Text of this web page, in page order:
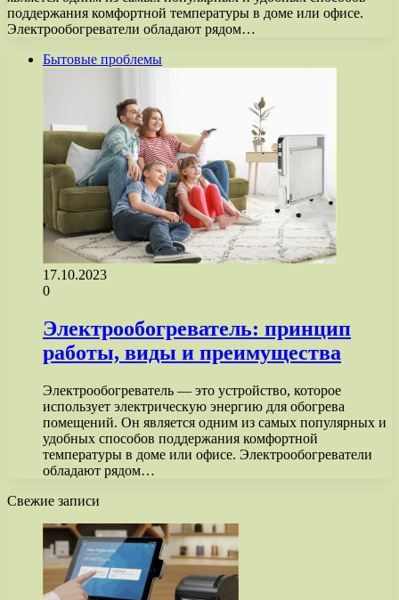
поддержания комфортной температуры в доме или офисе.
Электрообогреватели обладают рядом…
Бытовые проблемы
17.10.2023
0
Электрообогреватель: принцип
работы, виды и преимущества
Электрообогреватель — это устройство, которое
использует электрическую энергию для обогрева
помещений. Он является одним из самых популярных и
удобных способов поддержания комфортной
температуры в доме или офисе. Электрообогреватели
обладают рядом…
Свежие записи